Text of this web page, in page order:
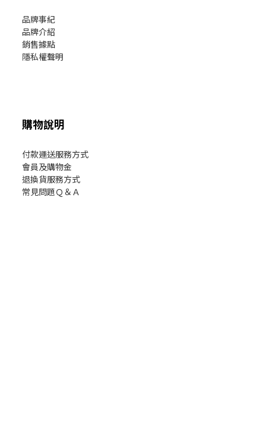
品牌事紀
品牌介紹
銷售據點
隱私權聲明
購物說明
付款運送服務方式
會員及購物金
退換貨服務方式
常見問題Ｑ＆Ａ